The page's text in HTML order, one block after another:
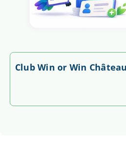
Club Win or Win